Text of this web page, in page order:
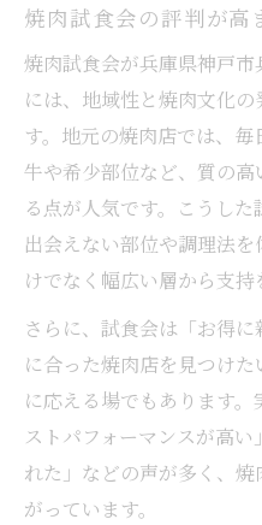
焼肉試食会の評判が高
焼肉試食会が兵庫県神戸
には、地域性と焼肉文化
す。地元の焼肉店では、
牛や希少部位など、質の高
る点が人気です。こうし
出会えない部位や調理法
けでなく幅広い層から支持
さらに、試食会は「お得
に合った焼肉店を見つけ
に応える場でもあります
ストパフォーマンスが高
れた」などの声が多く、
がっています。